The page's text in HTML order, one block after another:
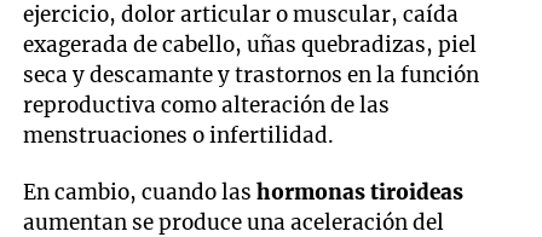
ejercicio, dolor articular o muscular, caída
exagerada de cabello, uñas quebradizas, piel
seca y descamante y trastornos en la función
reproductiva como alteración de las
menstruaciones o infertilidad.
En cambio, cuando lashormonas tiroideas
aumentan se produce una aceleración del